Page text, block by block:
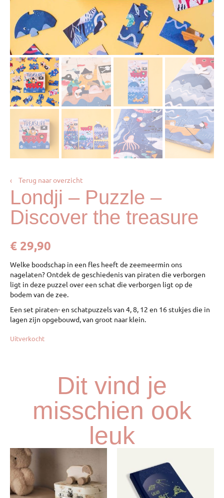
‹ Terug naar overzicht
Londji – Puzzle –
Discover the treasure
€ 29,90
Welke boodschap in een fles heeft de zeemeermin ons
nagelaten? Ontdek de geschiedenis van piraten die verborgen
ligt in deze puzzel over een schat die verborgen ligt op de
bodem van de zee.
Een set piraten- en schatpuzzels van 4, 8, 12 en 16 stukjes die in
lagen zijn opgebouwd, van groot naar klein.
Uitverkocht
Dit vind je
misschien ook
leuk